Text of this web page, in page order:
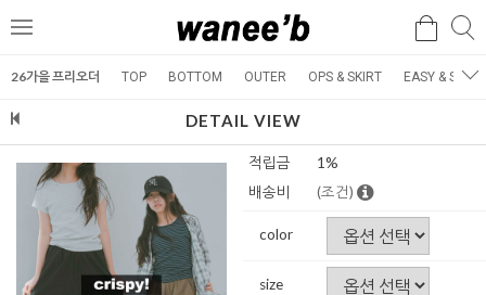
메
검
26가을 프리오더 TOP BOTTOM OUTER OPS & SKIRT EASY & SET
DETAIL VIEW
적립금
1%
배송비
(조건)
color
size